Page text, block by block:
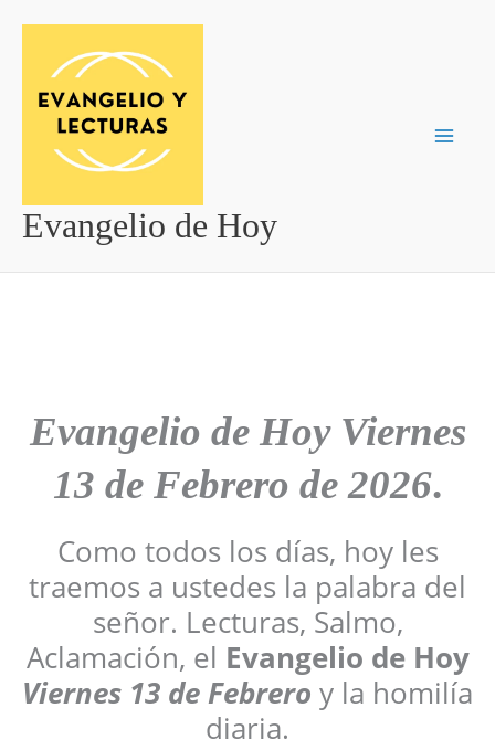
contenido
Evangelio de Hoy
Evangelio de Hoy Viernes
13 de Febrero de 2026.
Como todos los días, hoy les
traemos a ustedes la palabra del
señor. Lecturas, Salmo,
Aclamación, el Evangelio de Hoy
Viernes 13 de Febrero y la homilía
diaria.